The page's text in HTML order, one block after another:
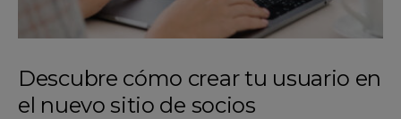
Descubre cómo crear tu usuario en
el nuevo sitio de socios